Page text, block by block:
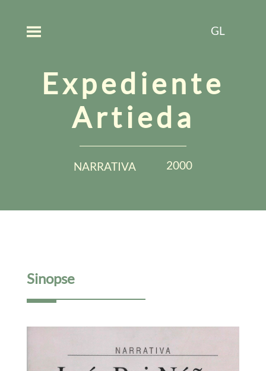
Expediente
Artieda
NARRATIVA 2000
Sinopse
GL